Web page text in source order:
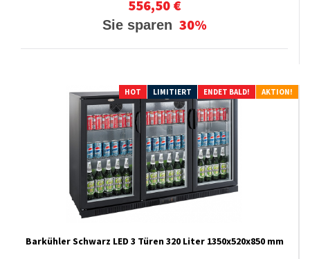
556,50 €
Sie sparen 30%
HOT LIMITIERT ENDET BALD! AKTION!
Barkühler Schwarz LED 3 Türen 320 Liter 1350x520x850 mm